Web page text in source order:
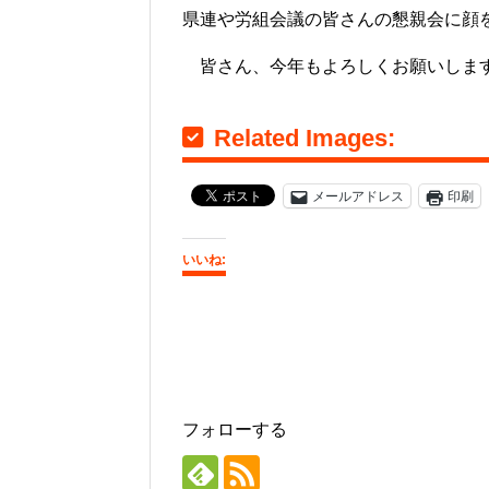
県連や労組会議の皆さんの懇親会に顔
皆さん、今年もよろしくお願いしま
Related Images:
メールアドレス 印刷
いいね:
フォローする